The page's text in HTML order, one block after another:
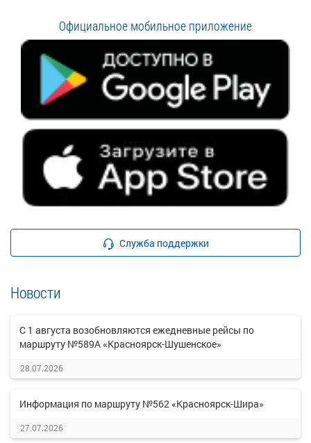
Официальное мобильное приложение
Служба поддержки
Новости
С 1 августа возобновляются ежедневные рейсы по
маршруту №589А «Красноярск-Шушенское»
28.07.2026
Информация по маршруту №562 «Красноярск-Шира»
27.07.2026